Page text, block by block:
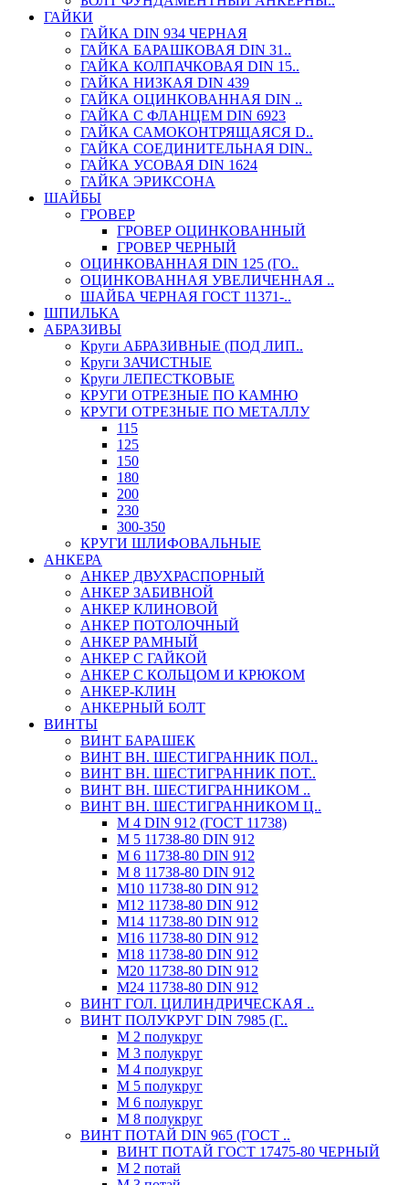
ГАЙКИ
ГАЙКА DIN 934 ЧЕРНАЯ
ГАЙКА БАРАШКОВАЯ DIN 31..
ГАЙКА КОЛПАЧКОВАЯ DIN 15..
ГАЙКА НИЗКАЯ DIN 439
ГАЙКА ОЦИНКОВАННАЯ DIN ..
ГАЙКА С ФЛАНЦЕМ DIN 6923
ГАЙКА САМОКОНТРЯЩАЯСЯ D..
ГАЙКА СОЕДИНИТЕЛЬНАЯ DIN..
ГАЙКА УСОВАЯ DIN 1624
ГАЙКА ЭРИКСОНА
ШАЙБЫ
ГРОВЕР
ГРОВЕР ОЦИНКОВАННЫЙ
ГРОВЕР ЧЕРНЫЙ
ОЦИНКОВАННАЯ DIN 125 (ГО..
ОЦИНКОВАННАЯ УВЕЛИЧЕННАЯ ..
ШАЙБА ЧЕРНАЯ ГОСТ 11371-..
ШПИЛЬКА
АБРАЗИВЫ
Круги АБРАЗИВНЫЕ (ПОД ЛИП..
Круги ЗАЧИСТНЫЕ
Круги ЛЕПЕСТКОВЫЕ
КРУГИ ОТРЕЗНЫЕ ПО КАМНЮ
КРУГИ ОТРЕЗНЫЕ ПО МЕТАЛЛУ
115
125
150
180
200
230
300-350
КРУГИ ШЛИФОВАЛЬНЫЕ
АНКЕРА
АНКЕР ДВУХРАСПОРНЫЙ
АНКЕР ЗАБИВНОЙ
АНКЕР КЛИНОВОЙ
АНКЕР ПОТОЛОЧНЫЙ
АНКЕР РАМНЫЙ
АНКЕР С ГАЙКОЙ
АНКЕР С КОЛЬЦОМ И КРЮКОМ
АНКЕР-КЛИН
АНКЕРНЫЙ БОЛТ
ВИНТЫ
ВИНТ БАРАШЕК
ВИНТ ВН. ШЕСТИГРАННИК ПОЛ..
ВИНТ ВН. ШЕСТИГРАННИК ПОТ..
ВИНТ ВН. ШЕСТИГРАННИКОМ ..
ВИНТ ВН. ШЕСТИГРАННИКОМ Ц..
М 4 DIN 912 (ГОСТ 11738)
М 5 11738-80 DIN 912
М 6 11738-80 DIN 912
М 8 11738-80 DIN 912
М10 11738-80 DIN 912
М12 11738-80 DIN 912
М14 11738-80 DIN 912
М16 11738-80 DIN 912
М18 11738-80 DIN 912
М20 11738-80 DIN 912
М24 11738-80 DIN 912
ВИНТ ГОЛ. ЦИЛИНДРИЧЕСКАЯ ..
ВИНТ ПОЛУКРУГ DIN 7985 (Г..
М 2 полукруг
М 3 полукруг
М 4 полукруг
М 5 полукруг
М 6 полукруг
М 8 полукруг
ВИНТ ПОТАЙ DIN 965 (ГОСТ ..
ВИНТ ПОТАЙ ГОСТ 17475-80 ЧЕРНЫЙ
М 2 потай